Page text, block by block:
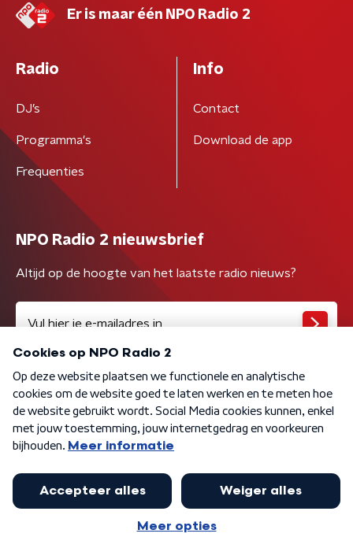
Er is maar één NPO Radio 2
Radio
DJ’s
Programma's
Frequenties
Info
Contact
Download de app
NPO Radio 2 nieuwsbrief
Altijd op de hoogte van het laatste radio nieuws?
Algemene voorwaarden